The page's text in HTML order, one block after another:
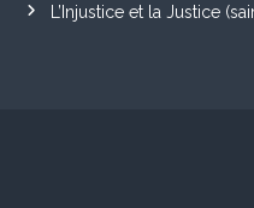
L’Injustice et la Justice